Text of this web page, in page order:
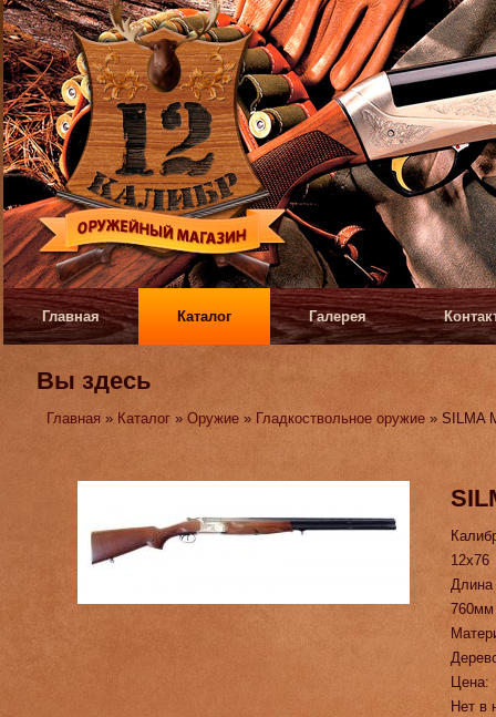
Главная Каталог Галерея
Вы здесь
Главная » Каталог »Оружие » Гладкоствольное оружие » SILMA
12х76
760мм
Цена:
Нет в